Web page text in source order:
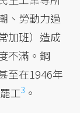
、勞動力過
加班）造成
不滿。鋼
至在1946年
工3 。